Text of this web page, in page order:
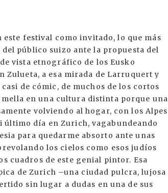
festival como invitado, lo que más
público suizo ante la propuesta del
vista etnográfico de los Eusko
Zulueta, a esa mirada de Larruquert y
de cómic, de muchos de los cortos
en una cultura distinta porque una
volviendo al hogar, con los Alpes
último día en Zurich, vagabundeando
para quedarme absorto ante unas
los cielos como esos judíos
cuadros de este genial pintor. Esa
de Zurich –una ciudad pulcra, lujosa
sin lugar a dudas en una de sus